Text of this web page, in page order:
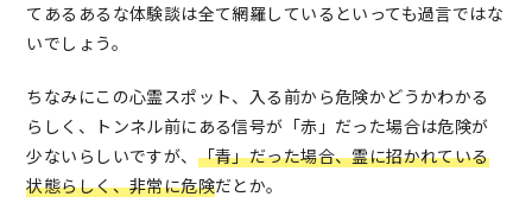
てあるあるな体験談は全て網羅しているといっても過言ではな
いでしょう。
ちなみにこの心霊スポット、入る前から危険かどうかわかる
らしく、トンネル前にある信号が「赤」だった場合は危険が
少ないらしいですが、 「青」だった場合、霊に招かれている
状態らしく、非常に危険だとか。